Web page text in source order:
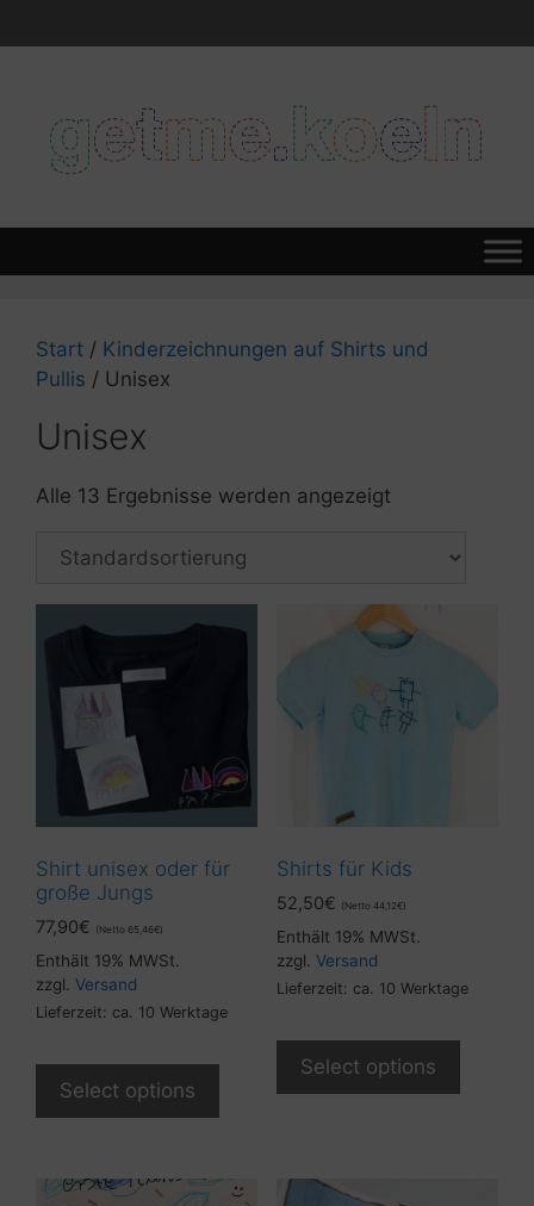
Inhalt
Start / Kinderzeichnungen auf Shirts und
Pullis / Unisex
Unisex
Alle 13 Ergebnisse werden angezeigt
Shirt unisex oder für
große Jungs
77,90€ (Netto 65,46€)
Enthält 19% MWSt.
zzgl. Versand
Lieferzeit: ca. 10 Werktage
Select options
Shirts für Kids
52,50€ (Netto 44,12€)
Enthält 19% MWSt.
zzgl. Versand
Lieferzeit: ca. 10 Werktage
Select options